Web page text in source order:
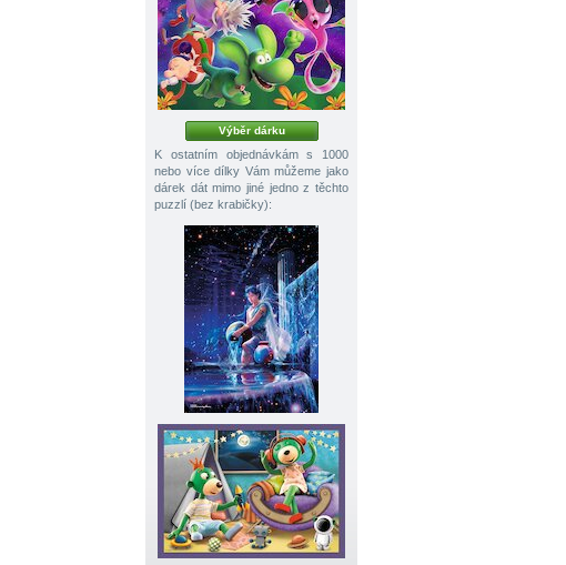
Výběr dárku
K ostatním objednávkám s 1000
nebo více dílky Vám můžeme jako
dárek dát mimo jiné jedno z těchto
puzzlí (bez krabičky):